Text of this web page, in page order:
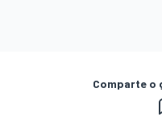
Comparte o